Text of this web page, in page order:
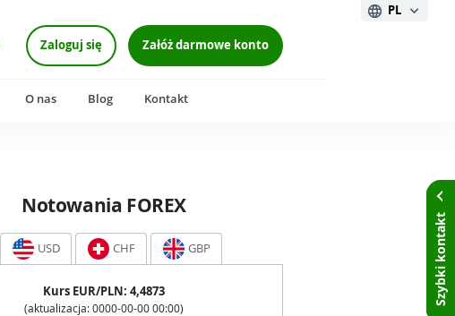
Zaloguj się Załóż darmowe konto
PL
O nas Blog Kontakt
Notowania FOREX
USD CHF GBP
Kurs EUR/PLN: 4,4873
(aktualizacja: 0000-00-00 00:00)
Szybki kontakt